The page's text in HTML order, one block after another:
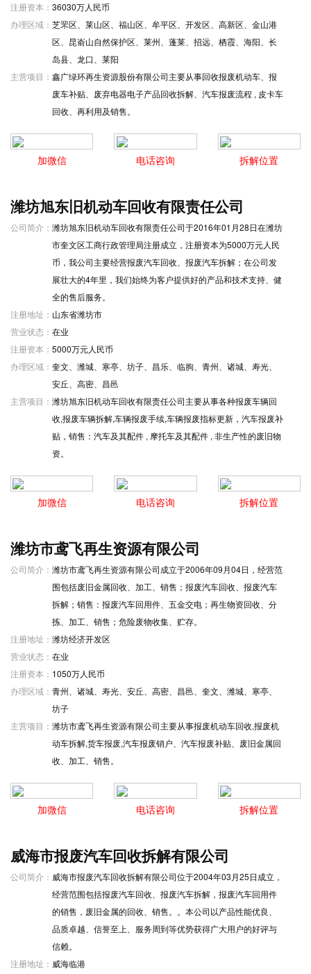
注册资本： 36030万人民币
办理区域： 芝罘区、莱山区、福山区、牟平区、开发区、高新区、金山港
区、昆嵛山自然保护区、莱州、蓬莱、招远、栖霞、海阳、长
岛县、龙口、莱阳
主营项目： 鑫广绿环再生资源股份有限公司主要从事回收报废机动车、报
废车补贴、废弃电器电子产品回收拆解、汽车报废流程 , 皮卡车
回收、再利用及销售。
拆解位置
电话咨询
加微信
潍坊旭东旧机动车回收有限责任公司
公司简介： 潍坊旭东旧机动车回收有限责任公司于2016年01月28日在潍坊
市奎文区工商行政管理局注册成立，注册资本为5000万元人民
币，我公司主要经营报废汽车回收、报废汽车拆解；在公司发
展壮大的4年里，我们始终为客户提供好的产品和技术支持、健
全的售后服务。
注册地址： 山东省潍坊市
营业状态： 在业
注册资本： 5000万元人民币
办理区域： 奎文、潍城、寒亭、坊子、昌乐、临朐、青州、诸城、寿光、
安丘、高密、昌邑
主营项目： 潍坊旭东旧机动车回收有限责任公司主要从事各种报废车辆回
收,报废车辆拆解,车辆报废手续,车辆报废指标更新，汽车报废补
贴，销售：汽车及其配件 , 摩托车及其配件 , 非生产性的废旧物
资。
拆解位置
电话咨询
加微信
潍坊市鸢飞再生资源有限公司
公司简介： 潍坊市鸢飞再生资源有限公司成立于2006年09月04日，经营范
围包括废旧金属回收、加工、销售；报废汽车回收、报废汽车
拆解；销售：报废汽车回用件、五金交电；再生物资回收、分
拣、加工、销售；危险废物收集、贮存。
注册地址： 潍坊经济开发区
营业状态： 在业
注册资本： 1050万人民币
办理区域： 青州、诸城、寿光、安丘、高密、昌邑、奎文、潍城、寒亭、
坊子
主营项目： 潍坊市鸢飞再生资源有限公司主要从事报废机动车回收,报废机
动车拆解,货车报废,汽车报废销户、汽车报废补贴、废旧金属回
收、加工、销售。
拆解位置
电话咨询
加微信
威海市报废汽车回收拆解有限公司
公司简介： 威海市报废汽车回收拆解有限公司位于2004年03月25日成立，
经营范围包括报废汽车回收、报废汽车拆解，报废汽车回用件
的销售，废旧金属的回收、销售。。本公司以产品性能优良、
品质卓越、信誉至上、服务周到等优势获得广大用户的好评与
信赖。
注册地址： 威海临港